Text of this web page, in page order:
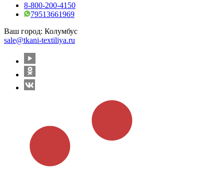
8-800-200-4150
79513661969
Ваш город: Колумбус
sale@tkani-textiliya.ru